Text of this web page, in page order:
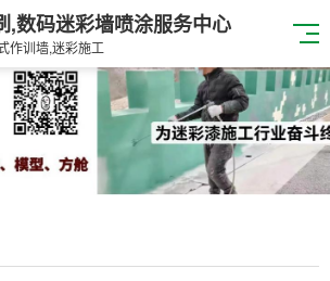
,数码迷彩墙喷涂服务中心
作训墙,迷彩施工